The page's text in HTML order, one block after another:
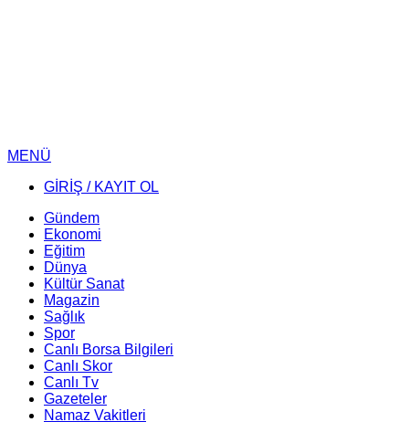
MENÜ
GİRİŞ / KAYIT OL
Gündem
Ekonomi
Eğitim
Dünya
Kültür Sanat
Magazin
Sağlık
Spor
Canlı Borsa Bilgileri
Canlı Skor
Canlı Tv
Gazeteler
Namaz Vakitleri